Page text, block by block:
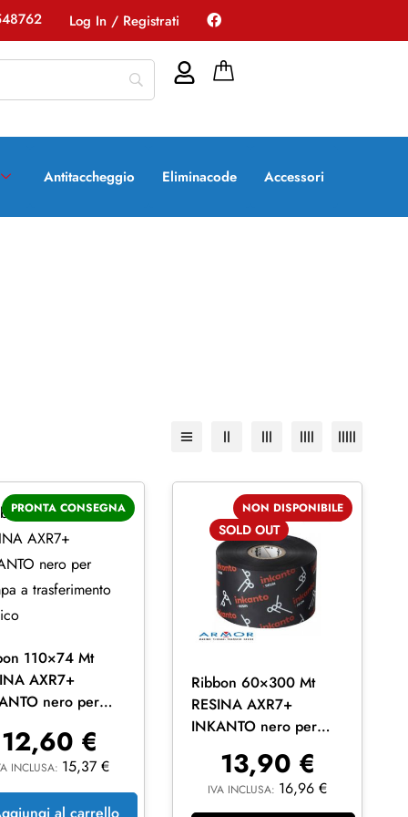
Log In / Registrati
Antitaccheggio Eliminacode Accessori
PRONTA CONSEGNA
110×74 Mt
AXR7+
nero per
12,60 €
INCLUSA: 15,37 €
SOLDOUT
NON DISPONIBILE
Ribbon 60×300 Mt
RESINA AXR7+
INKANTO nero per
stampa a trasferimento
termico13,90 €
IVA INCLUSA: 16,96€